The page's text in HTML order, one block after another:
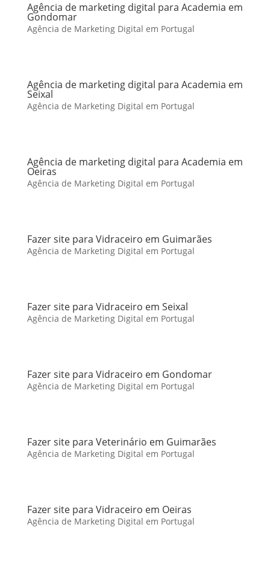
Agência de marketing digital para Academia em
Gondomar
Agência de Marketing Digital em Portugal
Agência de marketing digital para Academia em
Seixal
Agência de Marketing Digital em Portugal
Agência de marketing digital para Academia em
Oeiras
Agência de Marketing Digital em Portugal
Fazer site para Vidraceiro em Guimarães
Agência de Marketing Digital em Portugal
Fazer site para Vidraceiro em Seixal
Agência de Marketing Digital em Portugal
Fazer site para Vidraceiro em Gondomar
Agência de Marketing Digital em Portugal
Fazer site para Veterinário em Guimarães
Agência de Marketing Digital em Portugal
Fazer site para Vidraceiro em Oeiras
Agência de Marketing Digital em Portugal